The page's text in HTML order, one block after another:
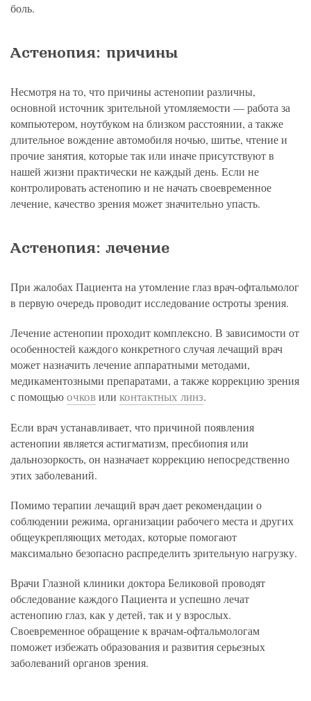
боль.
Астенопия: причины
Несмотря на то, что причины астенопии различны,
основной источник зрительной утомляемости — работа за
компьютером, ноутбуком на близком расстоянии, а также
длительное вождение автомобиля ночью, шитье, чтение и
прочие занятия, которые так или иначе присутствуют в
нашей жизни практически не каждый день. Если не
контролировать астенопию и не начать своевременное
лечение, качество зрения может значительно упасть.
Астенопия: лечение
При жалобах Пациента на утомление глаз врач-офтальмолог
в первую очередь проводит исследование остроты зрения.
Лечение астенопии проходит комплексно. В зависимости от
особенностей каждого конкретного случая лечащий врач
может назначить лечение аппаратными методами,
медикаментозными препаратами, а также коррекцию зрения
с помощьюочковили контактных линз.
Если врач устанавливает, что причиной появления
астенопии является астигматизм, пресбиопия или
дальнозоркость, он назначает коррекцию непосредственно
этих заболеваний.
Помимо терапии лечащий врач дает рекомендации о
соблюдении режима, организации рабочего места и других
общеукрепляющих методах, которые помогают
максимально безопасно распределить зрительную нагрузку.
Врачи Глазной клиники доктора Беликовой проводят
обследование каждого Пациента и успешно лечат
астенопию глаз, как у детей, так и у взрослых.
Своевременное обращение к врачам-офтальмологам
поможет избежать образования и развития серьезных
заболеваний органов зрения.